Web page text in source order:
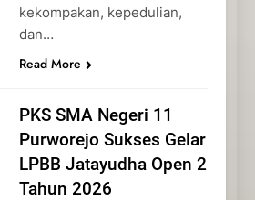
kekompakan, kepedulian,
dan…
Read More
PKS SMA Negeri 11
Purworejo Sukses Gelar
LPBB Jatayudha Open 2
Tahun 2026